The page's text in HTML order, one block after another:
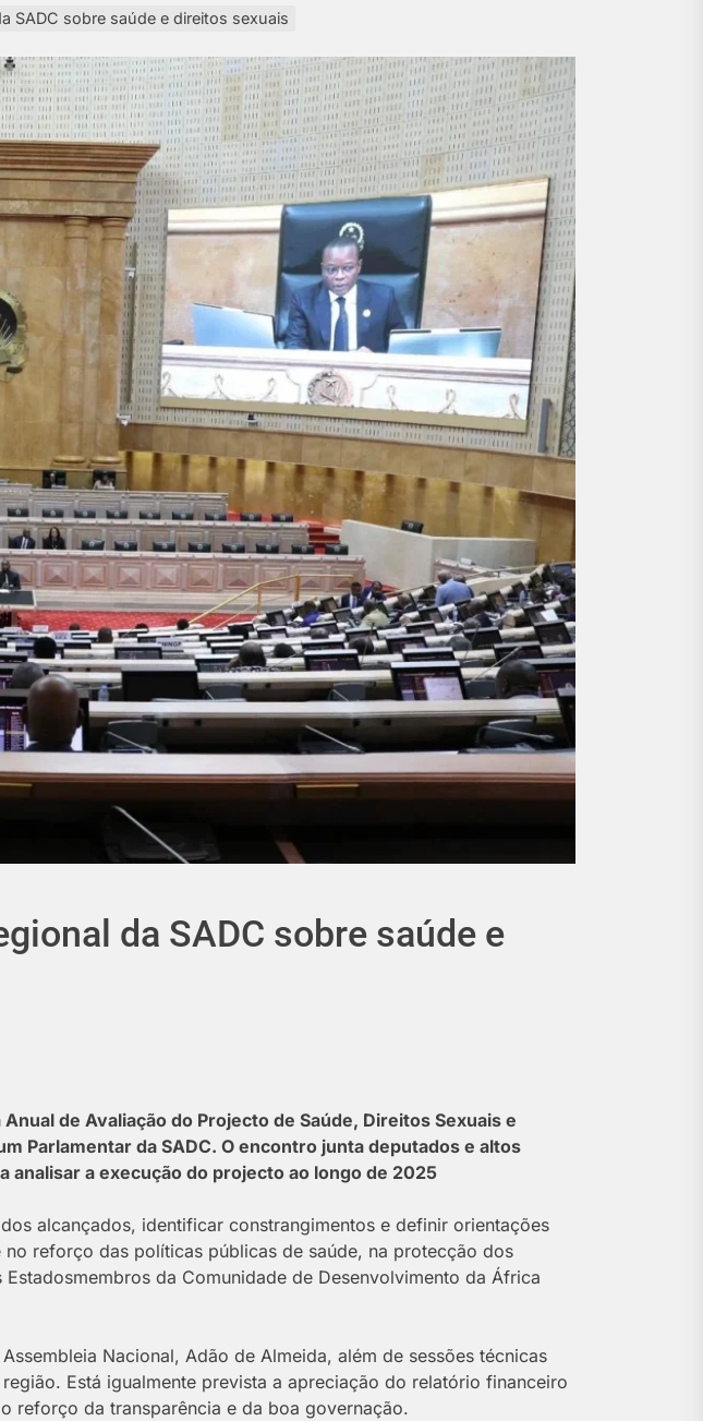
SADC sobre saúde e direitos sexuais
da SADC sobre saúde e
de Avaliação do Projecto de Saúde, Direitos Sexuais e
Parlamentar da SADC. O encontro junta deputados e altos
a execução do projecto ao longo de 2025
alcançados, identificar constrangimentos e definir orientações
reforço das políticas públicas de saúde, na protecção dos
da Comunidade de Desenvolvimento da África
Nacional, Adão de Almeida, além de sessões técnicas
Está igualmente prevista a apreciação do relatório financeiro
reforço da transparência e da boa governação.